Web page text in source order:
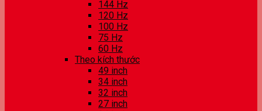
144 Hz
120 Hz
100 Hz
75 Hz
60 Hz
Theo kích thước
49 inch
34 inch
32 inch
27 inch